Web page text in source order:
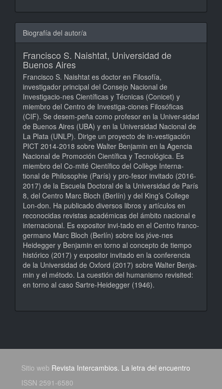
Biografía del autor/a
Francisco S. Naishtat, Universidad de
Buenos Aires
Francisco S. Naishtat es doctor en Filosofía,
investigador principal del Consejo Nacional de
Investigacio-nes Científicas y Técnicas (Conicet) y
miembro del Centro de Investiga-ciones Filosóficas
(CIF). Se desem-peña como profesor en la Univer-sidad
de Buenos Aires (UBA) y en la Universidad Nacional de
La Plata (UNLP). Dirige un proyecto de in-vestigación
PICT 2014-2018 sobre Walter Benjamin en la Agencia
Nacional de Promoción Científica y Tecnológica. Es
miembro del Co-mité Científico del Collège Interna-
tional de Philosophie (París) y pro-fesor invitado (2016-
2017) de la Escuela Doctoral de la Universidad de París
8, del Centro Marc Bloch (Berlín) y del King’s College
Lon-don. Ha publicado diversos libros y artículos en
reconocidas revistas académicas del ámbito nacional e
internacional. Es expositor invi-tado en el Centro franco-
germano Marc Bloch (Berlín) sobre los jóve-nes
Heidegger y Benjamin en torno al concepto de tiempo
histórico (2017) y expositor invitado en la conferencia
de la Universidad de Oxford (2017) sobre Walter Benja-
min y el método. La cuestión del humanismo revisited:
en torno al caso Sartre-Heidegger (1946).
Sitio web Revista Intercambios. La letra del encuentro
ISSN 2591-6580